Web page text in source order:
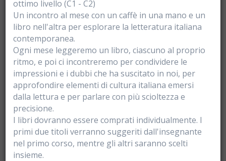
ottimo livello (C1 - C2)
Un incontro al mese con un caffè in una mano e un
libro nell'altra per esplorare la letteratura italiana
contemporanea.
Ogni mese leggeremo un libro, ciascuno al proprio
ritmo, e poi ci incontreremo per condividere le
impressioni e i dubbi che ha suscitato in noi, per
approfondire elementi di cultura italiana emersi
dalla lettura e per parlare con più scioltezza e
precisione.
I libri dovranno essere comprati individualmente. I
primi due titoli verranno suggeriti dall'insegnante
nel primo corso, mentre gli altri saranno scelti
insieme.